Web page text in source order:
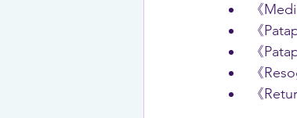
《
《
《
《
《